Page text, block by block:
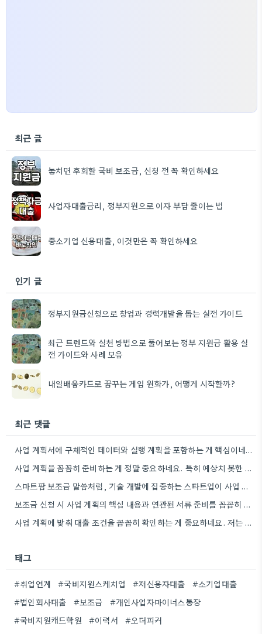
최근 글
놓치면 후회할 국비 보조금, 신청 전 꼭 확인하세요
사업자대출금리, 정부지원으로 이자 부담 줄이는 법
중소기업 신용대출, 이것만은 꼭 확인하세요
인기 글
정부지원금신청으로 창업과 경력개발을 돕는 실전 가이드
최근 트렌드와 실천 방법으로 풀어보는 정부 지원금 활용 실
전 가이드와 사례 모음
내일배움카드로 꿈꾸는 게임 원화가, 어떻게 시작할까?
최근 댓글
사업 계획서에 구체적인 데이터와 실행 계획을 포함하는 게 핵심이네요. 제가 비슷한 경험이 있어서, 단순히 아이디어를…
사업 계획을 꼼꼼히 준비하는 게 정말 중요하네요. 특히 예상치 못한 지출 때문에 어려움을 겪는 경우도…
스마트팜 보조금 말씀처럼, 기술 개발에 집중하는 스타트업이 사업 모델과 연결해서 시너지를 낼 수 있다면 정말…
보조금 신청 시 사업 계획의 핵심 내용과 연관된 서류 준비를 꼼꼼히 하는 것이 중요하네요. 특히…
사업 계획에 맞춰 대출 조건을 꼼꼼히 확인하는 게 중요하네요. 저는 사업 확장 시 금리 변화를…
태그
#취업연계 #국비지원스케치업 #저신용자대출
#소기업대출
#법인회사대출
#보조금
#개인사업자마이너스통장
#국비지원캐드학원
#이력서 #오더피커